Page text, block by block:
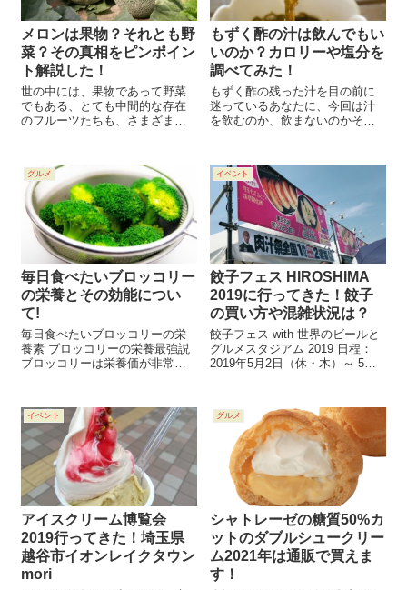
メロンは果物？それとも野
菜？その真相をピンポイン
ト解説した！
世の中には、果物であって野菜
でもある、とても中間的な存在
のフルーツたちも、さまざま存
メロンはおやつによく食べられ
たり、ケーキやパフェのトッピ
ングとしても、その姿をよく見
かけますよね...
もずく酢の汁は飲んでもい
いのか？カロリーや塩分を
調べてみた！
もずく酢の残った汁を目の前に
迷っているあなたに、今回は汁
を飲むのか、飲まないのかその
グルメ
毎日食べたいブロッコリー
の栄養とその効能につい
て!
毎日食べたいブロッコリーの栄
養素 ブロッコリーの栄養最強説
ブロッコリーは栄養価が非常に
維、カリウム、葉酸などが豊富
に含まれています。100gあたり
のビタミンC含有量は約140mg
で、...
イベント
餃子フェス HIROSHIMA
2019に行ってきた！餃子
の買い方や混雑状況は？
餃子フェス with 世界のビールと
グルメスタジアム 2019 日程：
2019年5月2日（休・木）～ 5月6
民球場跡地 場所：旧広島市民球
場跡地 〒730-0011 広島県...
イベント
アイスクリーム博覧会
2019行ってきた！埼玉県
越谷市イオンレイクタウン
mori
グルメ
シャトレーゼの糖質50%カ
ットのダブルシュークリー
ム2021年は通販で買えま
す！